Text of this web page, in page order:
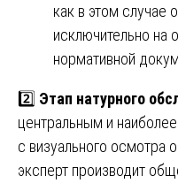
как в этом случае
исключительно на
нормативной
2️⃣ Этап натурного
центральным и
с визуального осмотра
эксперт производит